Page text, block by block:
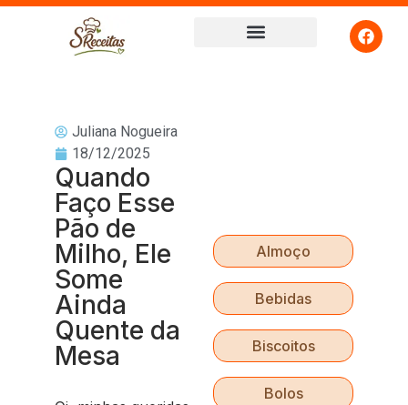
Juliana Nogueira
18/12/2025
Quando
Faço Esse
Pão de
Milho, Ele
Some
Ainda
Quente da
Mesa
Almoço
Bebidas
Biscoitos
Bolos